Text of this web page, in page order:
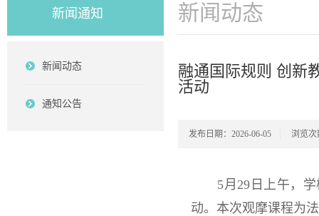
新闻通知
新闻动态
通知公告
新闻动态
融通国际规则 创新
活动
发布日期：2026-06-05 浏览次
5月29日上午，
动。本次观摩课程为